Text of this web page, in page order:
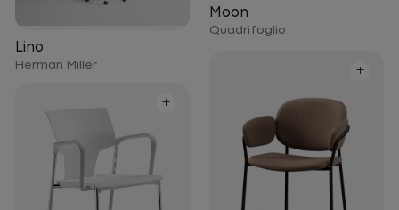
Moon
Quadrifoglio
Lino
Herman Miller +
+